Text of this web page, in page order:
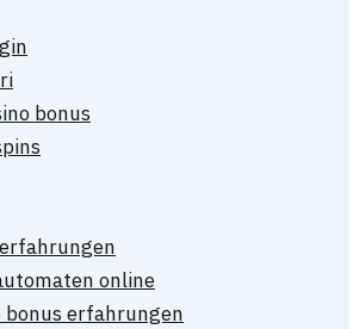
bonus
online
bonus erfahrungen